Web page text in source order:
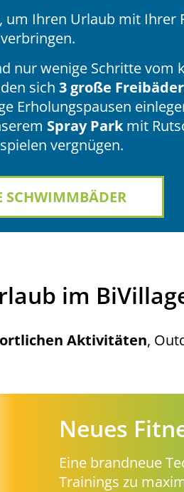
um Ihren Urlaub mit Ihrer
verbringen.
nur wenige Schritte vom
sich 3 große Freibäder
Erholungspausen
Spray Parkmit
vergnügen.
SCHWIMMBÄDER
im
Aktivitäten,
Jangalooz
Eine der größten
Garantierter Spaß